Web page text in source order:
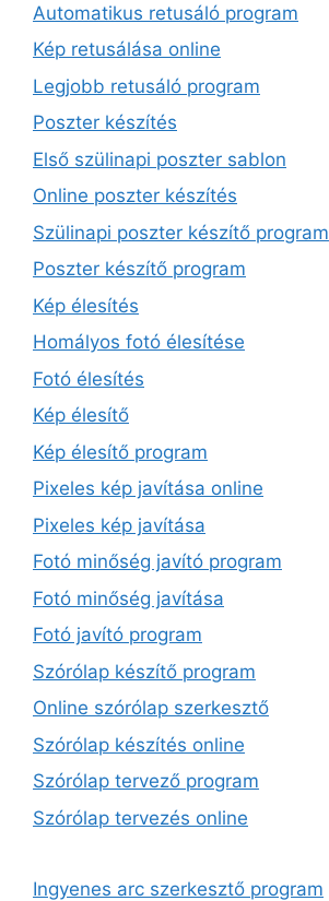
Automatikus retusáló program
Kép retusálása online
Legjobb retusáló program
Poszter készítés
Első szülinapi poszter sablon
Online poszter készítés
Szülinapi poszter készítő program
Poszter készítő program
Kép élesítés
Homályos fotó élesítése
Fotó élesítés
Kép élesítő
Kép élesítő program
Pixeles kép javítása online
Pixeles kép javítása
Fotó minőség javító program
Fotó minőség javítása
Fotó javító program
Szórólap készítő program
Online szórólap szerkesztő
Szórólap készítés online
Szórólap tervező program
Szórólap tervezés online
Ingyenes arc szerkesztő program